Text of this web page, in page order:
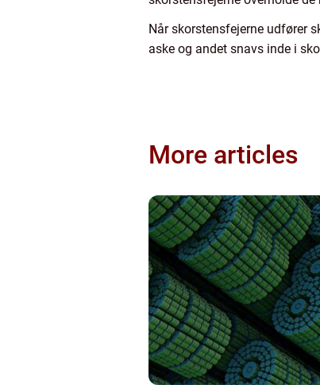
Når skorstensfejerne udfører
aske og andet snavs inde i
More articles